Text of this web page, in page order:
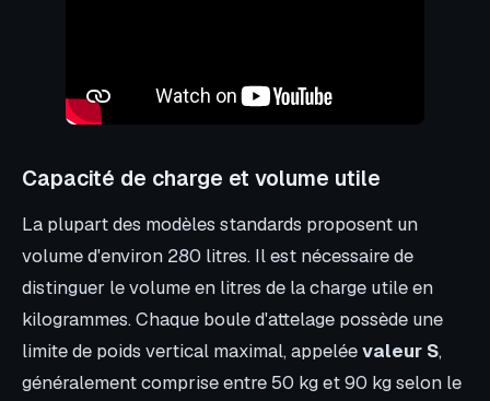
Capacité de charge et volume utile
La plupart des modèles standards proposent un
volume d'environ 280 litres. Il est nécessaire de
distinguer le volume en litres de la charge utile en
kilogrammes. Chaque boule d'attelage possède une
limite de poids vertical maximal, appeléevaleur S,
généralement comprise entre 50 kg et 90 kg selon le